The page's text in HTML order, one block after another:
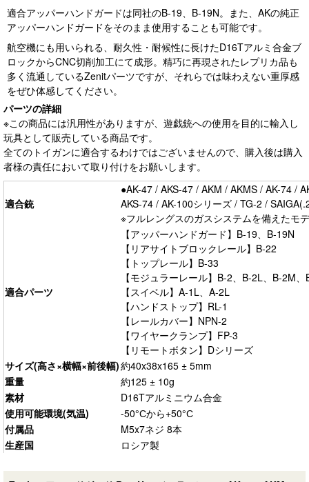
適合アッパーハンドガードは同社のB-19、B-19N。また、AKの純正
アッパーハンドガードをそのまま使用することも可能です。
航空機にも用いられる、耐久性・耐候性に長けたD16Tアルミ合金ブ
ロックからCNC切削加工にて成形。精巧に再現されたレプリカ品も
多く流通しているZenitパーツですが、それらでは味わえない重厚感
をぜひ体感してください。
パーツの詳細
※この商品には汎用性がありますが、遊戯銃への使用を目的に輸入し
玩具として販売している商品です。
全てのトイガンに適合するわけではございませんので、購入後は購入
者様の責任において取り付けをお願いします。
適合銃
●AK-47 / AKS-47 / AKM / AKMS / AK-74 /
AKS-74 / AK-100シリーズ / TG-2 /
※フルレングスのガスシステムを備えたモ
適合パーツ
【アッパーハンドガード】B-19、B-19N
【リアサイトブロックレール】B-22
【トップレール】B-33
【モジュラーレール】B-2、B-2L、B-2M、
【スイベル】A-1L、A-2L
【ハンドストップ】RL-1
【レールカバー】NPN-2
【ワイヤークランプ】FP-3
【リモートボタン】Dシリーズ
サイズ(高さ×横幅×前後幅)約40x38x165 ± 5mm
重量
約125 ± 10g
素材
D16Tアルミニウム合金
使用可能環境(気温)
-50°Сから+50°С
付属品
M5x7ネジ 8本
生産国
ロシア製